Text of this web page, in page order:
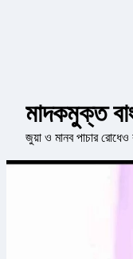
মাদকমুক্ত
জুয়া ও মানব পাচার